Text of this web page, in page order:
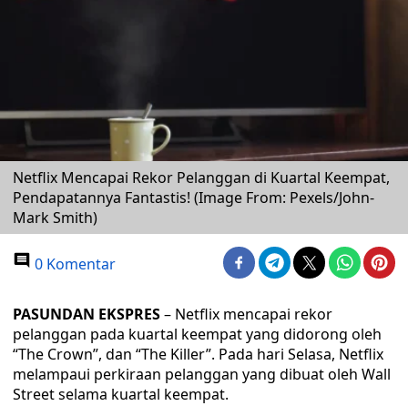
Netflix Mencapai Rekor Pelanggan di Kuartal Keempat,
Pendapatannya Fantastis! (Image From: Pexels/John-
Mark Smith)
0 Komentar
PASUNDAN EKSPRES– Netflix mencapai rekor
pelanggan pada kuartal keempat yang didorong oleh
“The Crown”, dan “The Killer”. Pada hari Selasa, Netflix
melampaui perkiraan pelanggan yang dibuat oleh Wall
Street selama kuartal keempat.